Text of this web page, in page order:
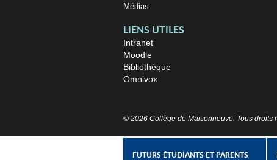
Médias
LIENS UTILES
Intranet
Moodle
Bibliothèque
Omnivox
© 2026 Collège de Maisonneuve. Tous droits
FUTURS ÉTUDIANTS ET PARENTS